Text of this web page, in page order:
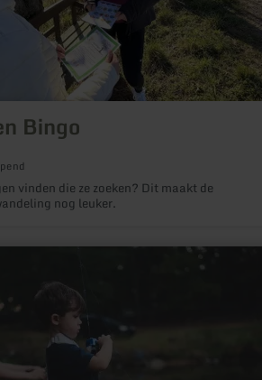
Bingo
vinden die ze zoeken? Dit maakt de
nog leuker.